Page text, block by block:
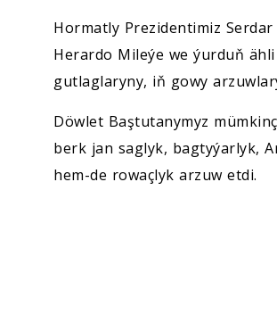
Jemgyýet
Ylym
Hormatly Prezidentimiz
Herardo Mileýe we ýurduň
gutlaglaryny, iň gowy
Döwlet Baştutanymyz
berk jan saglyk, bagtyýarlyk,
hem-de rowaçlyk arzuw etdi.